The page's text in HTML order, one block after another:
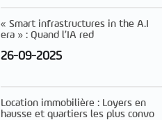
« Smart infrastructures in the A.I
era » : Quand l’IA red
26-09-2025
Location immobilière : Loyers en
hausse et quartiers les plus convo